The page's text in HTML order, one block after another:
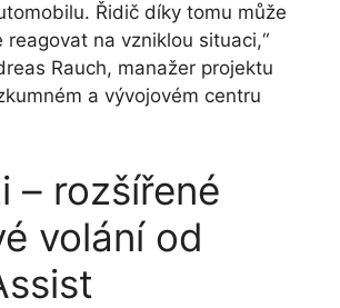
Řidič díky tomu může
reagovat na vzniklou situaci,“
Rauch, manažer projektu
a vývojovém centru
– rozšířené
volání od